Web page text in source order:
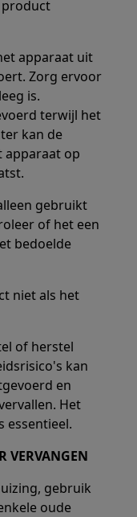
product
apparaat uit
Zorg ervoor
is.
terwijl het
kan de
apparaat op
gebruikt
of het een
bedoelde
niet als het
of herstel
kan
en
Het
essentieel.
VERVANGEN
gebruik
oude